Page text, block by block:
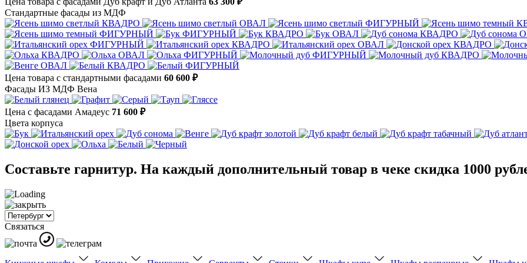
Стандартные фасады из МДФ
Цена товара с стандартными фасадами 60 600 ₽
Фасады ИЗ МДФ Вена
Цена с фасадами Амадеус 71 600 ₽
Цвета корпуса
Составьте гарнитур. На каждый дополнительный товар в чеке скидка 1000
Связаться